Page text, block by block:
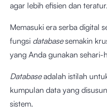
agar lebih efisien dan teratur.
Memasuki era serba digital
fungsi databasesemakin
yang Anda gunakan sehari-
Databaseadalah istilah
kumpulan data yang
sistem.